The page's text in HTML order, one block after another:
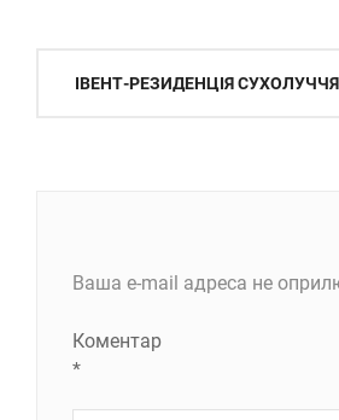
Навігація
ІВЕНТ-РЕЗИДЕНЦІЯ
Ваша e-mail адреса не
Коментар
*